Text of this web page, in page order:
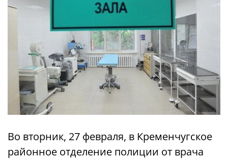
Во вторник, 27 февраля, в Кременчугское
районное отделение полиции от врача